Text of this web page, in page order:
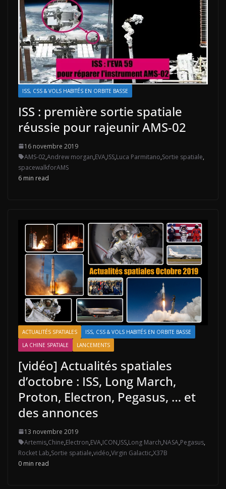
ISS, CSS & VOLS HABITÉS EN ORBITE BASSE
ISS : première sortie spatiale
réussie pour rajeunir AMS-02
16 novembre 2019
AMS-02,Andrew morgan,EVA,ISS,Luca Parmitano,Sortie spatiale,
spacewalkforAMS
6 min read
ACTUALITÉS SPATIALES
ISS, CSS & VOLS HABITÉS EN ORBITE BASSE
LA CHINE SPATIALE
LANCEMENTS
[vidéo] Actualités spatiales
d’octobre : ISS, Long March,
Proton, Electron, Pegasus, … et
des annonces
13 novembre 2019
Artemis,Chine,Electron,EVA,ICON,ISS,Long March,NASA,Pegasus,
Rocket Lab,Sortie spatiale,vidéo,Virgin Galactic,X37B
0 min read